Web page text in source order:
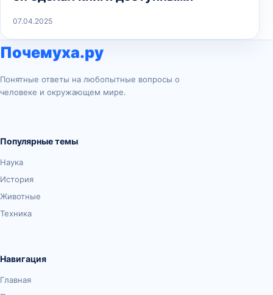
07.04.2025
Почемуха.ру
Понятные ответы на любопытные вопросы о
человеке и окружающем мире.
Популярные темы
Наука
История
Животные
Техника
Навигация
Главная